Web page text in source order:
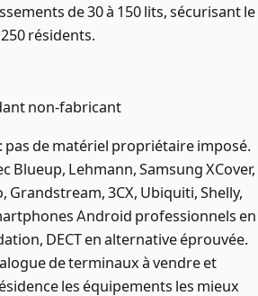
de 30 à 150 lits, sécurisant le
résidents.
non-fabricant
de matériel propriétaire imposé.
Blueup, Lehmann, Samsung XCover,
Grandstream, 3CX, Ubiquiti, Shelly,
Android professionnels en
DECT en alternative éprouvée.
de terminaux à vendre et
les équipements les mieux